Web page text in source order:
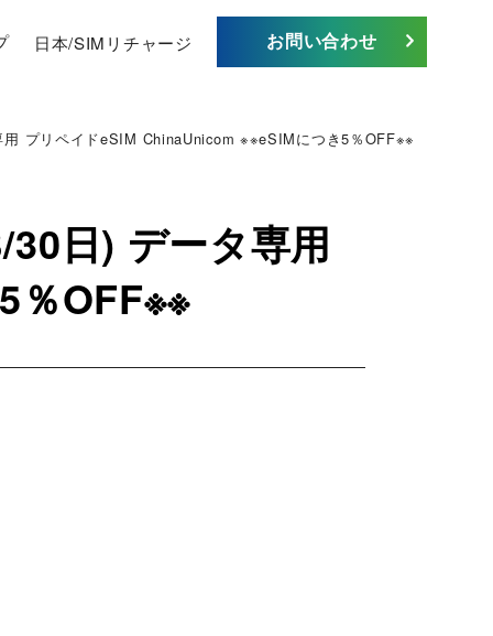
日本/SIMリチャージ お問い合わせ
プリペイドeSIM ChinaUnicom ※※eSIMにつき5％OFF※※
日) データ専用
％OFF※※